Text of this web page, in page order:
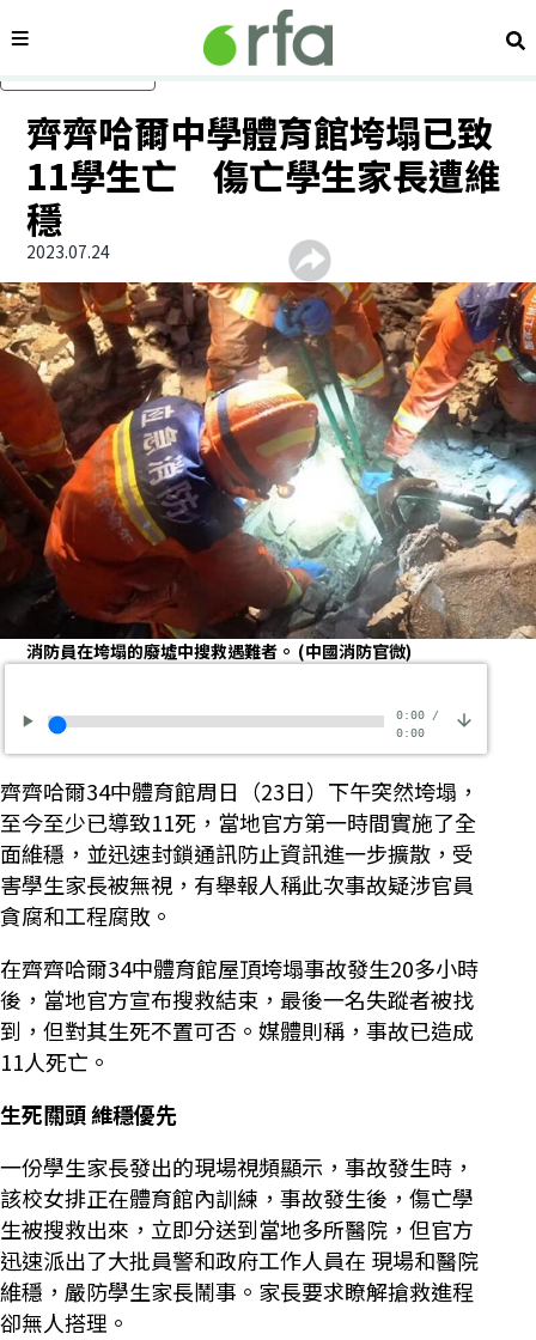
內容分類 搜
齊齊哈爾中學體育館垮塌已致
11學生亡 傷亡學生家長遭維
穩
2023.07.24
消防員在垮塌的廢墟中搜救遇難者。 (中國消防官微)
0:00/
0:00
齊齊哈爾34中體育館周日（23日）下午突然垮塌，
至今至少已導致11死，當地官方第一時間實施了全
面維穩，並迅速封鎖通訊防止資訊進一步擴散，受
害學生家長被無視，有舉報人稱此次事故疑涉官員
貪腐和工程腐敗。
在齊齊哈爾34中體育館屋頂垮塌事故發生20多小時
後，當地官方宣布搜救結束，最後一名失蹤者被找
到，但對其生死不置可否。媒體則稱，事故已造成
11人死亡。
生死關頭 維穩優先
一份學生家長發出的現場視頻顯示，事故發生時，
該校女排正在體育館內訓練，事故發生後，傷亡學
生被搜救出來，立即分送到當地多所醫院，但官方
迅速派出了大批員警和政府工作人員在 現場和醫院
維穩，嚴防學生家長鬧事。家長要求瞭解搶救進程
卻無人搭理。